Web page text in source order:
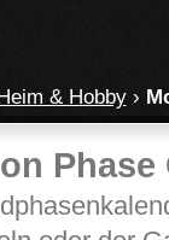
& Hobby›
Phase